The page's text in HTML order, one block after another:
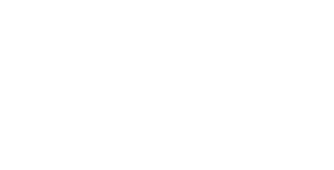
zdarma)
14.30 obed formou bufetu, 18.30-21.00
tradičná bulharská alebo talianska večera
nápoje, vybrané alkoholické nápoje
zmeniť